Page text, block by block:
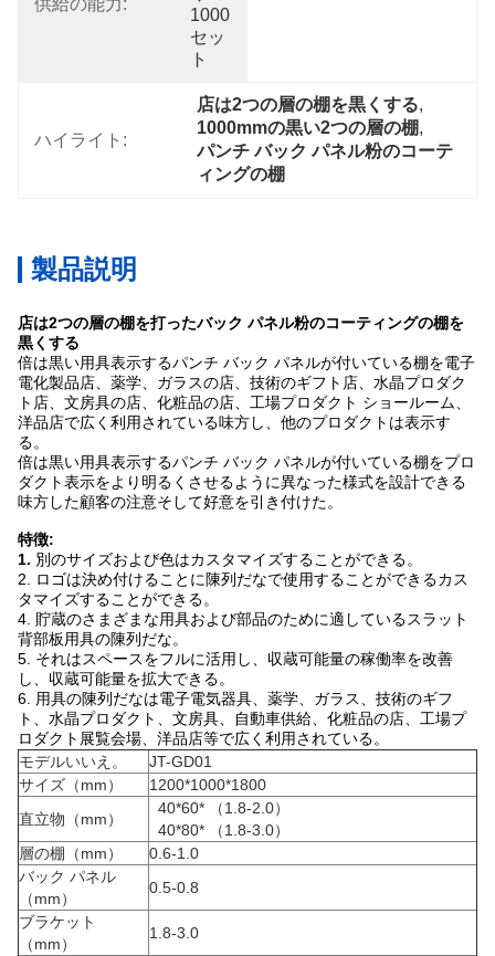
供給の能力:
1000
セッ
ト
ハイライト:
店は2つの層の棚を黒くする,
1000mmの黒い2つの層の棚,
パンチ バック パネル粉のコーテ
ィングの棚
製品説明
店は2つの層の棚を打ったバック パネル粉のコーティングの棚を
黒くする
倍は黒い用具表示するパンチ バック パネルが付いている棚を電子
電化製品店、薬学、ガラスの店、技術のギフト店、水晶プロダク
ト店、文房具の店、化粧品の店、工場プロダクト ショールーム、
洋品店で広く利用されている味方し、他のプロダクトは表示す
る。
倍は黒い用具表示するパンチ バック パネルが付いている棚をプロ
ダクト表示をより明るくさせるように異なった様式を設計できる
味方した顧客の注意そして好意を引き付けた。
特徴:
1. 別のサイズおよび色はカスタマイズすることができる。
2. ロゴは決め付けることに陳列だなで使用することができるカス
タマイズすることができる。
4. 貯蔵のさまざまな用具および部品のために適しているスラット
背部板用具の陳列だな。
5. それはスペースをフルに活用し、収蔵可能量の稼働率を改善
し、収蔵可能量を拡大できる。
6. 用具の陳列だなは電子電気器具、薬学、ガラス、技術のギフ
ト、水晶プロダクト、文房具、自動車供給、化粧品の店、工場プ
ロダクト展覧会場、洋品店等で広く利用されている。
モデルいいえ。
JT-GD01
サイズ（mm）
1200*1000*1800
直立物（mm）
40*60* （1.8-2.0）
40*80* （1.8-3.0）
層の棚（mm）
0.6-1.0
バック パネル
（mm）
0.5-0.8
ブラケット
（mm）
1.8-3.0